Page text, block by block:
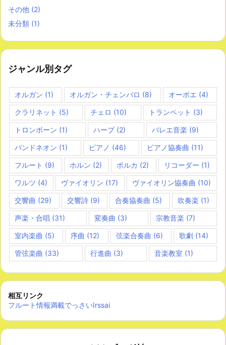
その他 (2)
未分類 (1)
ジャンル別タグ
オルガン (1) オルガン・チェンバロ (8) オーボエ (4)
クラリネット (5) チェロ (10) トランペット (3)
トロンボーン (1) ハープ(2) バレエ音楽 (9)
バンドネオン (1) ピアノ (46) ピアノ協奏曲 (11)
フルート (9) ホルン (2) ポルカ (2) リコーダー (1)
ワルツ (4) ヴァイオリン (17) ヴァイオリン協奏曲 (10)
交響曲 (29) 交響詩(9) 合奏協奏曲 (5) 吹奏楽 (1)
声楽・合唱 (31) 変奏曲 (3) 宗教音楽 (7)
室内楽曲 (5) 序曲 (12) 弦楽合奏曲 (6) 歌劇(14)
管弦楽曲 (33) 行進曲 (3) 音楽教室 (1)
相互リンク
フルート情報満載でっさいIrssai